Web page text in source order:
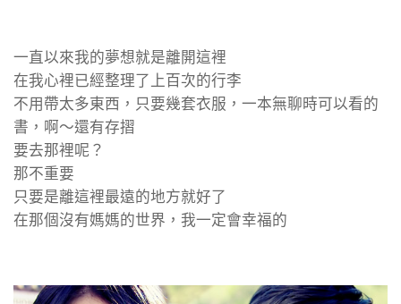
一直以來我的夢想就是離開這裡
在我心裡已經整理了上百次的行李
不用帶太多東西，只要幾套衣服，一本無聊時可以看的
書，啊～還有存摺
要去那裡呢？
那不重要
只要是離這裡最遠的地方就好了
在那個沒有媽媽的世界，我一定會幸福的